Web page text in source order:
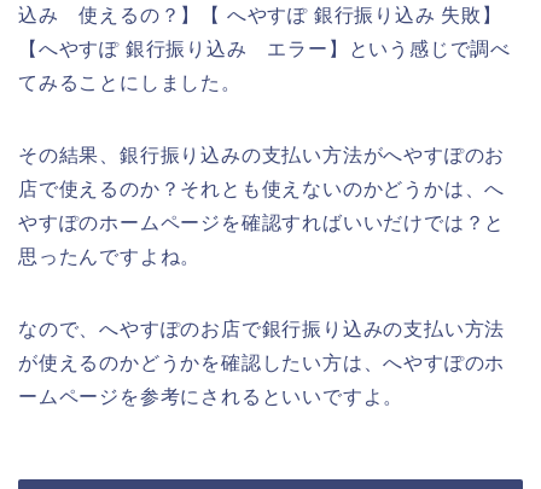
込み 使えるの？】【 へやすぽ 銀行振り込み 失敗】
【へやすぽ 銀行振り込み エラー】という感じで調べ
てみることにしました。
その結果、銀行振り込みの支払い方法がへやすぽのお
店で使えるのか？それとも使えないのかどうかは、へ
やすぽのホームページを確認すればいいだけでは？と
思ったんですよね。
なので、へやすぽのお店で銀行振り込みの支払い方法
が使えるのかどうかを確認したい方は、へやすぽのホ
ームページを参考にされるといいですよ。